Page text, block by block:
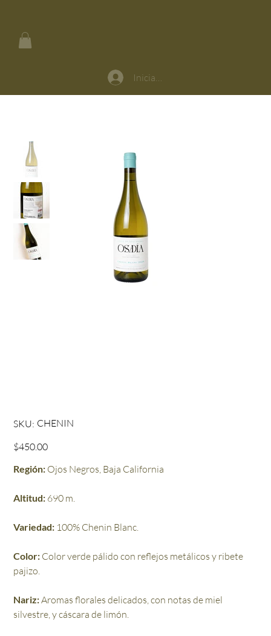
Iniciar sesión
SKU:
SKU
CHENIN
CHENIN
Precio
$450.00
Región: Ojos Negros, Baja California
Altitud: 690 m.
Variedad: 100% Chenin Blanc.
Color: Color verde pálido con reflejos metálicos y ribete
pajizo.
Nariz:Aromas florales delicados, con notas de miel
silvestre, y cáscara de limón.